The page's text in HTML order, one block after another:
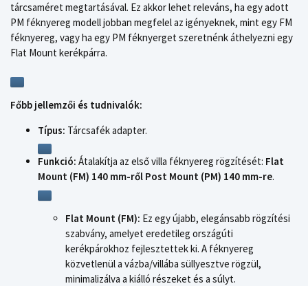
tárcsaméret megtartásával. Ez akkor lehet releváns, ha egy adott
PM féknyereg modell jobban megfelel az igényeknek, mint egy FM
féknyereg, vagy ha egy PM féknyerget szeretnénk áthelyezni egy
Flat Mount kerékpárra.
Főbb jellemzői és tudnivalók:
Típus: Tárcsafék adapter.
Funkció: Átalakítja az első villa féknyereg rögzítését: Flat
Mount (FM) 140 mm-ről Post Mount (PM) 140 mm-re.
Flat Mount (FM): Ez egy újabb, elegánsabb rögzítési
szabvány, amelyet eredetileg országúti
kerékpárokhoz fejlesztettek ki. A féknyereg
közvetlenül a vázba/villába süllyesztve rögzül,
minimalizálva a kiálló részeket és a súlyt.